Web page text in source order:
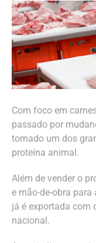
Com foco em
passado por
tornado um dos
proteína animal.
Além de vender o
e mão-de-obra
já é exportada com
nacional.